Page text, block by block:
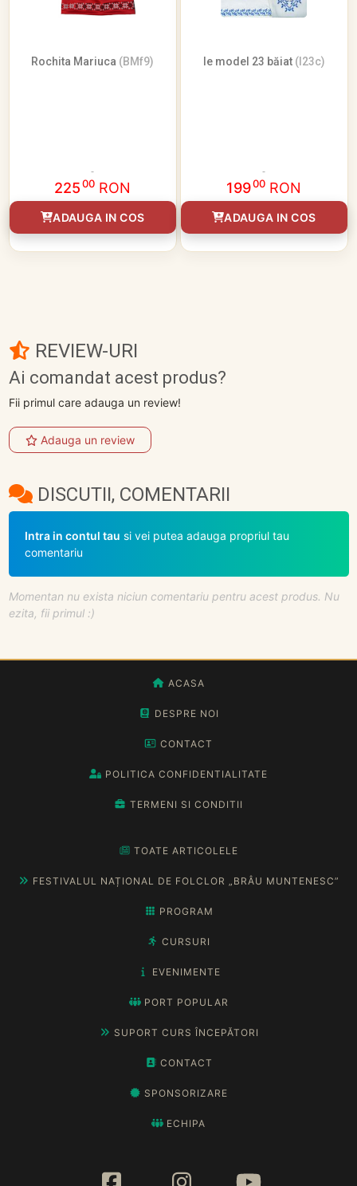
Rochita Mariuca (BMf9)
22500 RON
ADAUGA IN COS
Ie model 23 băiat (I23c)
19900 RON
ADAUGA IN COS
REVIEW-URI
Ai comandat acest produs?
Fii primul care adauga un review!
Adauga un review
DISCUTII, COMENTARII
Intra in contul tau si vei putea adauga propriul tau
comentariu
Momentan nu exista niciun comentariu pentru acest produs. Nu
ezita, fii primul :)
ACASA
DESPRE NOI
CONTACT
POLITICA CONFIDENTIALITATE
TERMENI SI CONDITII
TOATE ARTICOLELE
FESTIVALUL NAȚIONAL DE FOLCLOR „BRÂU MUNTENESC”
PROGRAM
CURSURI
EVENIMENTE
PORT POPULAR
SUPORT CURS ÎNCEPĂTORI
CONTACT
SPONSORIZARE
ECHIPA